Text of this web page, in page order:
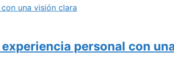
una visión clara
personal con